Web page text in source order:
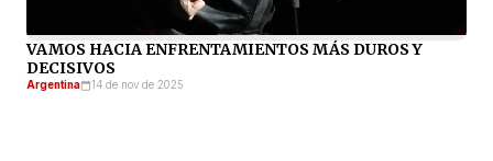
VAMOS HACIA ENFRENTAMIENTOS MÁS DUROS Y
DECISIVOS
Argentina 14 de nov de 2025